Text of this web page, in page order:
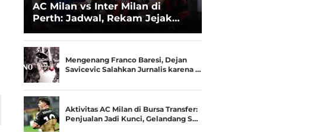
AC Milan vs Inter Milan di
Perth: Jadwal, Rekam Jejak
Mengenang Franco Baresi, Dejan
Savicevic Salahkan Jurnalis karena …
Aktivitas AC Milan di Bursa Transfer:
Penjualan Jadi Kunci, Gelandang S…